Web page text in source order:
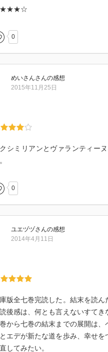
セール
シミリヤン・モレル
ベール モルセール
ァランティーヌ ヴィルフォール
・メラン侯爵
ワルティエ ヴィルフォール
次】
検事総長室
夏の舞踏会
情報
パンと塩
サン・メラン侯爵夫人
調書
エデ
ジャニナ通信
レモネード
告発
0
めいさんさんの感想
2015年11月25日
シミリアンとヴァランティー
0
ユエヅヅさんの感想
2014年4月11日
版全七巻完読した。結末を読
後感は、何とも言えないすてき
から七巻の結末までの展開は
エデが新たな道を歩み、幸せ
してみたい。